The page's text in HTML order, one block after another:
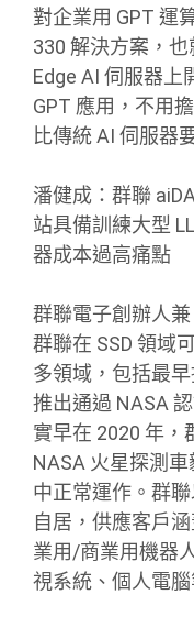
對企業用 GPT 運
330 解決方案，
Edge AI 伺服器上
GPT 應用，不用
比傳統 AI 伺服器
潘健成：群聯
站具備訓練大型
器成本過高痛點
群聯電子創辦人兼
群聯在 SSD 領域
多領域，包括最早
推出通過 NASA
實早在 2020 年，
NASA 火星探測
中正常運作。群
自居，供應客戶
業用/商業用機器
視系統、個人電腦